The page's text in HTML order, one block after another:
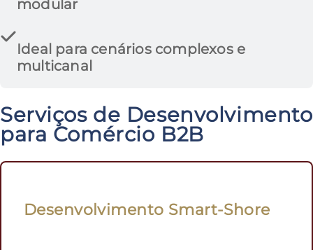
modular
Ideal para cenários complexos e
multicanal
Serviços de Desenvolvimento
para Comércio B2B
Desenvolvimento Smart-Shore